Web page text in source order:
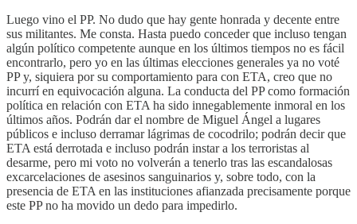
Luego vino el PP. No dudo que hay gente honrada y decente entre
sus militantes. Me consta. Hasta puedo conceder que incluso tengan
algún político competente aunque en los últimos tiempos no es fácil
encontrarlo, pero yo en las últimas elecciones generales ya no voté
PP y, siquiera por su comportamiento para con ETA, creo que no
incurrí en equivocación alguna. La conducta del PP como formación
política en relación con ETA ha sido innegablemente inmoral en los
últimos años. Podrán dar el nombre de Miguel Ángel a lugares
públicos e incluso derramar lágrimas de cocodrilo; podrán decir que
ETA está derrotada e incluso podrán instar a los terroristas al
desarme, pero mi voto no volverán a tenerlo tras las escandalosas
excarcelaciones de asesinos sanguinarios y, sobre todo, con la
presencia de ETA en las instituciones afianzada precisamente porque
este PP no ha movido un dedo para impedirlo.